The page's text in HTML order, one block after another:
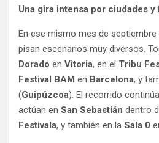
Una gira intensa por ciudades y
En ese mismo mes de septiembre
pisan escenarios muy diversos.
Dorado en Vitoria, en el Tribu
Festival BAM en Barcelona, y
(Guipúzcoa). El recorrido
actúan en San Sebastián dentro
Festivala, y también en la Sala 0